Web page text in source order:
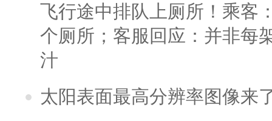
飞行途中排队上厕所！乘客
个厕所；客服回应：并非每
汁
太阳表面最高分辨率图像来